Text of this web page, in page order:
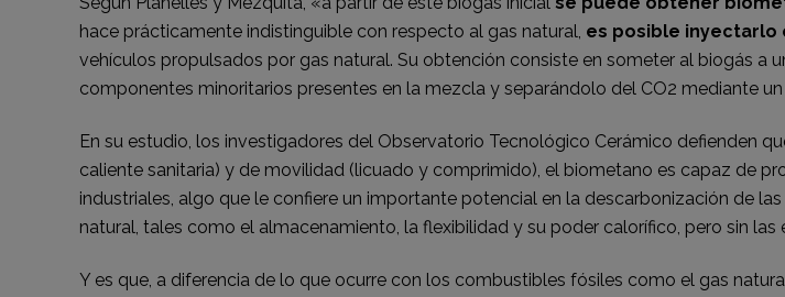
hace prácticamente indistinguible con respecto al gas natural, es posible inyectarlo
vehículos propulsados por gas natural. Su obtención consiste en someter al biogás a
componentes minoritarios presentes en la mezcla y separándolo del CO2 mediante
En su estudio, los investigadores del Observatorio Tecnológico Cerámico defienden
caliente sanitaria) y de movilidad (licuado y comprimido), el biometano es capaz de
industriales, algo que le confiere un importante potencial en la descarbonización de
natural, tales como el almacenamiento, la flexibilidad y su poder calorífico, pero sin
Y es que, a diferencia de lo que ocurre con los combustibles fósiles como el gas